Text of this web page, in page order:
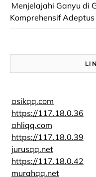
Menjelajahi Ganyu di
Komprehensif
asikqq.com
https://117.18.0.36
ahliqq.com
https://117.18.0.39
jurusqq.net
https://117.18.0.42
murahqq.net